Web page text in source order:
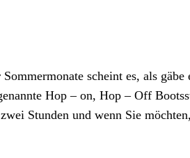
scheint es, als gäbe
Hop – on, Hop – Off
Stunden und wenn Sie